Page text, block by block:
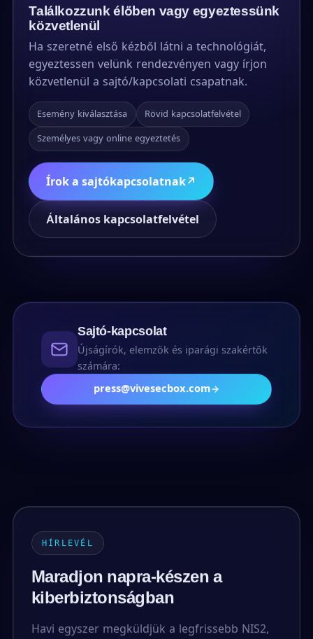
Találkozzunk élőben vagy egyeztessünk
közvetlenül
Ha szeretné első kézből látni a technológiát,
egyeztessen velünk rendezvényen vagy írjon
közvetlenül a sajtó/kapcsolati csapatnak.
Esemény kiválasztása Rövid kapcsolatfelvétel
Személyes vagy online egyeztetés
Írok a sajtókapcsolatnak↗
Általános kapcsolatfelvétel
Sajtó-kapcsolat
Újságírók, elemzők és iparági szakértők
számára:
press@vivesecbox.com
HÍRLEVÉL
Maradjon napra-készen a
kiberbiztonságban
Havi egyszer megküldjük a legfrissebb NIS2,